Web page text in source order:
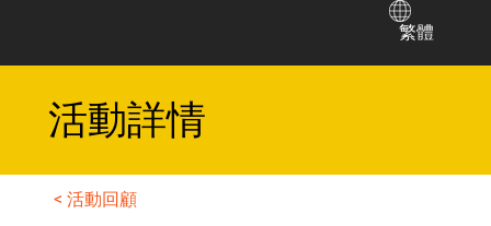
繁體
​活動詳情
< 活動回顧